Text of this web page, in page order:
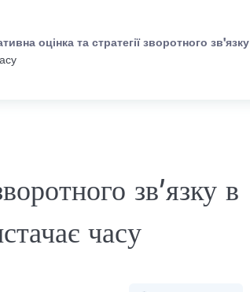
оцінка та стратегії зворотного зв'язку
зв’язку в
часу